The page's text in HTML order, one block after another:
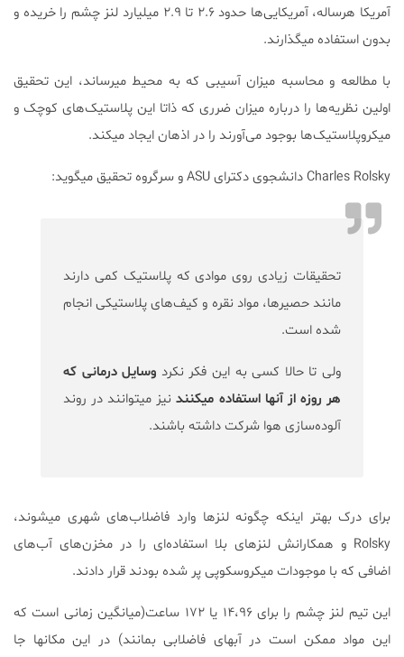
آمریکا هرساله، آمریکا‌یی‌ها حدود ۲.۶ تا ۲.۹ میلیارد لنز چشم را خریده و
بدون استفاده میگذارند.
با مطالعه و محاسبه میزان آسیبی که به محیط میرساند، این تحقیق
اولین نظریه‌ها را درباره میزان ضرری که ذاتا این پلاستیک‌های کوچک و
میکروپلاستیک‌ها بوجود می‌آورند را در اذهان ایجاد میکند.
Charles Rolsky دانشجوی دکترای ASU و سرگروه تحقیق میگوید:
تحقیقات زیادی روی موادی که پلاستیک کمی دارند
مانند حصیرها، مواد نقره و کیف‌های پلاستیکی انجام
شده است.
ولی تا حالا کسی به این فکر نکرد وسایل درمانی که
هر روزه از آنها استفاده میکنندنیز میتوانند در روند
آلوده‌سازی هوا شرکت داشته باشند.
برای درک بهتر اینکه چگونه لنزها وارد فاضلاب‌های شهری میشوند،
Rolsky و همکارانش لنزهای بلا استفاده‌ای را در مخزن‌های آب‌های
اضافی که با موجودات میکروسکوپی پر شده بودند قرار دادند.
این تیم لنز چشم را برای ۱۴،۹۶ یا ۱۷۲ ساعت(میانگین زمانی است که
این مواد ممکن است در آبهای فاضلابی بمانند) در این مکانها جا